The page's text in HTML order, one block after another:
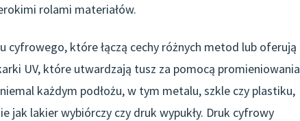
rolami materiałów.
które łączą cechy różnych metod lub oferują
UV, które utwardzają tusz za pomocą promieniowania
każdym podłożu, w tym metalu, szkle czy plastiku,
jak lakier wybiórczy czy druk wypukły. Druk cyfrowy